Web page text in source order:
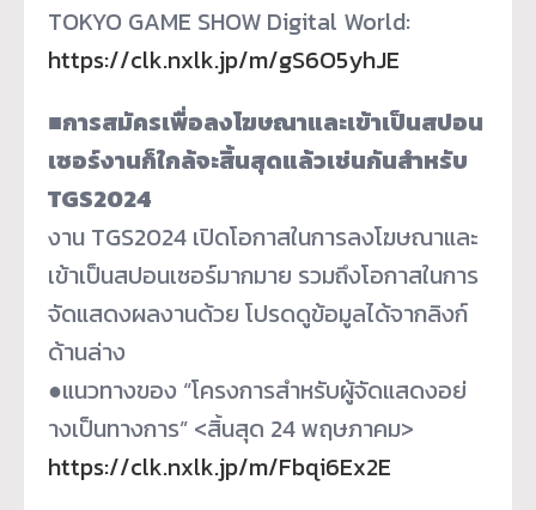
TOKYO GAME SHOW Digital World:
https://clk.nxlk.jp/m/gS6O5yhJE
■การสมัครเพื่อลงโฆษณาและเข้าเป็นสปอน
เซอร์งานก็ใกล้จะสิ้นสุดแล้วเช่นกันสำหรับ
TGS2024
งาน TGS2024 เปิดโอกาสในการลงโฆษณาและ
เข้าเป็นสปอนเซอร์มากมาย รวมถึงโอกาสในการ
จัดแสดงผลงานด้วย โปรดดูข้อมูลได้จากลิงก์
ด้านล่าง
●แนวทางของ “โครงการสำหรับผู้จัดแสดงอย่
างเป็นทางการ” <สิ้นสุด 24 พฤษภาคม>
https://clk.nxlk.jp/m/Fbqi6Ex2E